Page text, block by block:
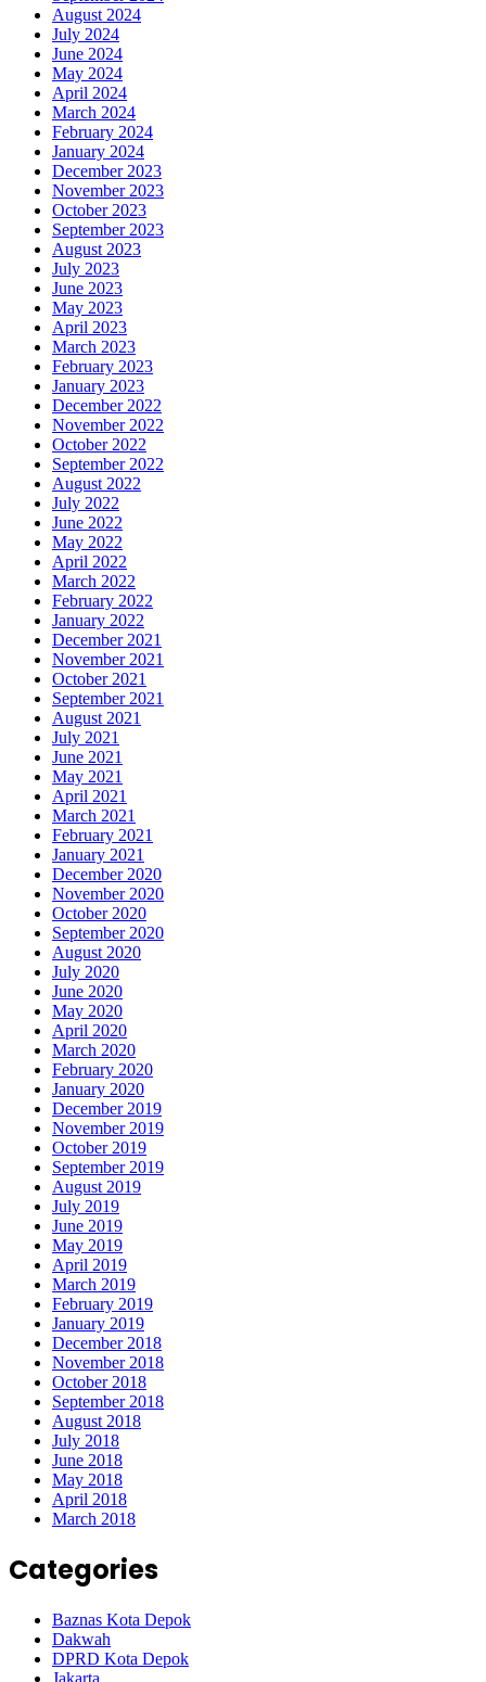
August 2024
July 2024
June 2024
May 2024
April 2024
March 2024
February 2024
January 2024
December 2023
November 2023
October 2023
September 2023
August 2023
July 2023
June 2023
May 2023
April 2023
March 2023
February 2023
January 2023
December 2022
November 2022
October 2022
September 2022
August 2022
July 2022
June 2022
May 2022
April 2022
March 2022
February 2022
January 2022
December 2021
November 2021
October 2021
September 2021
August 2021
July 2021
June 2021
May 2021
April 2021
March 2021
February 2021
January 2021
December 2020
November 2020
October 2020
September 2020
August 2020
July 2020
June 2020
May 2020
April 2020
March 2020
February 2020
January 2020
December 2019
November 2019
October 2019
September 2019
August 2019
July 2019
June 2019
May 2019
April 2019
March 2019
February 2019
January 2019
December 2018
November 2018
October 2018
September 2018
August 2018
July 2018
June 2018
May 2018
April 2018
March 2018
Categories
Baznas Kota Depok
Dakwah
DPRD Kota Depok